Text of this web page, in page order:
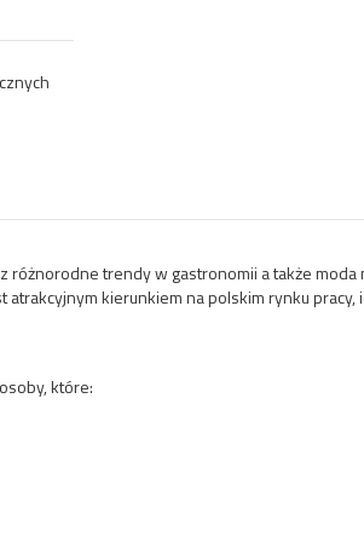
trendy w gastronomii a także moda
atrakcyjnym kierunkiem na polskim rynku
które: